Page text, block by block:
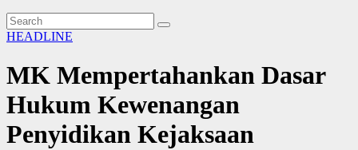
HEADLINE
MK Mempertahankan Dasar
Hukum Kewenangan
Penyidikan Kejaksaan